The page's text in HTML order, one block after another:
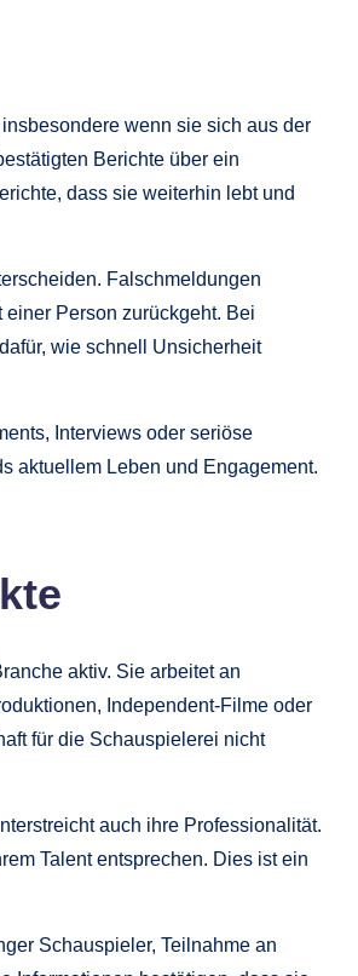
wenn sie sich aus der
Berichte über ein
dass sie weiterhin lebt und
Falschmeldungen
Person zurückgeht. Bei
wie schnell Unsicherheit
Interviews oder seriöse
aktuellem Leben und Engagement.
aktiv. Sie arbeitet an
Independent-Filme oder
für die Schauspielerei nicht
auch ihre Professionalität.
Talent entsprechen. Dies ist ein
Schauspieler, Teilnahme an